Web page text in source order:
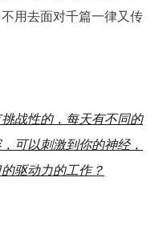
用去面对千篇一律又传
战性的，每天有不同的
可以刺激到你的神经，
驱动力的工作？